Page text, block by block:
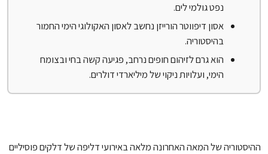
נפט גולמי לים.
אסון דיפווטר הורייזן נחשב לאסון האקולוגי הימי החמור
בהיסטוריה.
הוא גרם לזיהום חופים נרחב, פגיעה קשה בחי ובצומח
הימי, ועלויות ניקוי של מיליארדי דולרים.
ההיסטוריה של המאה האחרונה מלאה באירועי דליפה של דלקים פוסיליים